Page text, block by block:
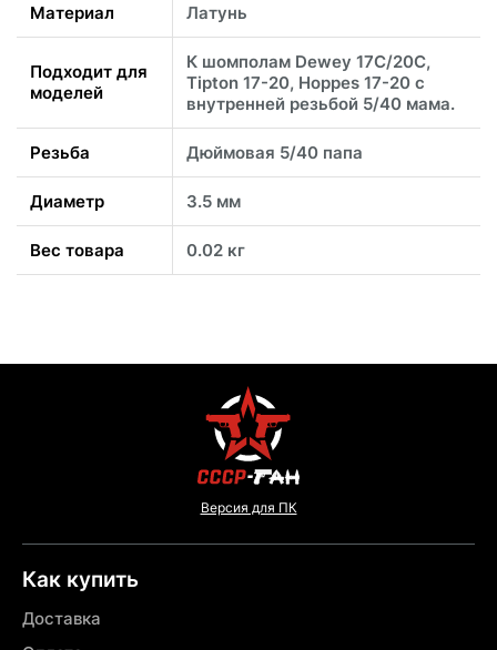
Материал Латунь
Подходит для
моделей
К шомполам Dewey 17C/20C,
Tipton 17-20, Hoppes 17-20 с
внутренней резьбой 5/40 мама.
Резьба Дюймовая 5/40 папа
Диаметр 3.5 мм
Вес товара 0.02 кг
Версия для ПК
Как купить
Доставка